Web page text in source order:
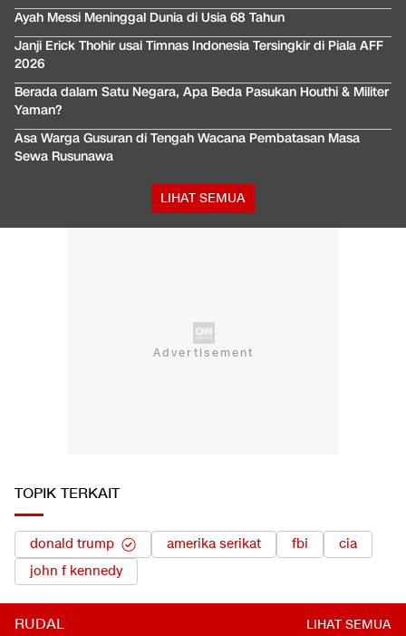
Ayah Messi Meninggal Dunia di Usia 68 Tahun
Janji Erick Thohir usai Timnas Indonesia Tersingkir di Piala AFF
2026
Berada dalam Satu Negara, Apa Beda Pasukan Houthi & Militer
Yaman?
Asa Warga Gusuran di Tengah Wacana Pembatasan Masa
Sewa Rusunawa
LIHAT SEMUA
TOPIK TERKAIT
donald trump amerika serikat fbi
cia
john f kennedy
RUDAL LIHAT SEMUA